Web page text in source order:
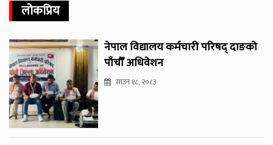
लोकप्रिय
नेपाल विद्यालय कर्मचारी परिषद् दाङको
पाँचौँ अधिवेशन
साउन १८, २०८३